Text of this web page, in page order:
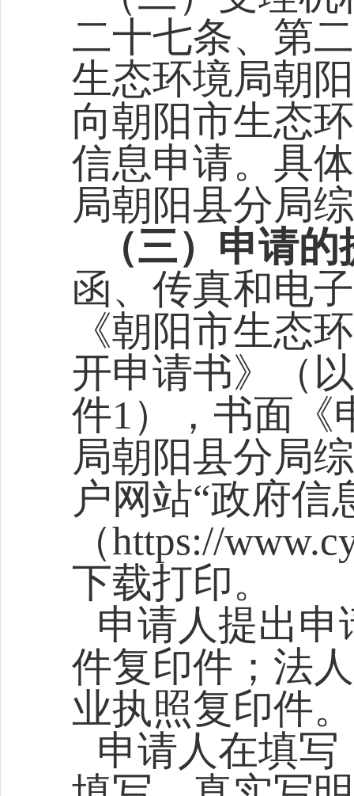
二十七条、第
生态环境局朝
向朝阳市生态
信息申请。具
局朝阳县分局
（三）申请
函、传真和电
《朝阳市生态
开申请书》（
件1），书面《
局朝阳县分局
户网站“政府信
（https://
下载打印。
申请人提出
件复印件；法
业执照复印件。
申请人在填